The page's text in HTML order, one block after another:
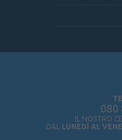
080
IL NOSTRO
DAL
LUNEDÌ AL